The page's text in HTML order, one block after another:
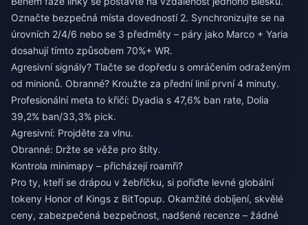
Označte bezpečná místa dovedností 2. Synchronizujte se na
úrovních 2/4/6 nebo se 3 předměty – páry jako Marco + Yaria
dosahují tímto způsobem 70%+ WR.
Agresivní signály? Tlačte se dopředu s omráčením odraženým
od minionů. Obranné? Kroužte za přední linií první 4 minuty.
Profesionální meta to křičí: Dyadia s 47,6% ban rate, Dolia
39,2% ban/33,3% pick.
Agresivní: Projděte za vlnu.
Obranné: Držte se věže pro štíty.
Kontrola minimapy – přicházejí roamři?
Pro ty, kteří se drápou v žebříčku, si pořiďte levné globální
tokeny Honor of Kings z BitTopup. Okamžité dobíjení, skvělé
ceny, zabezpečená bezpečnost, nadšené recenze – žádné